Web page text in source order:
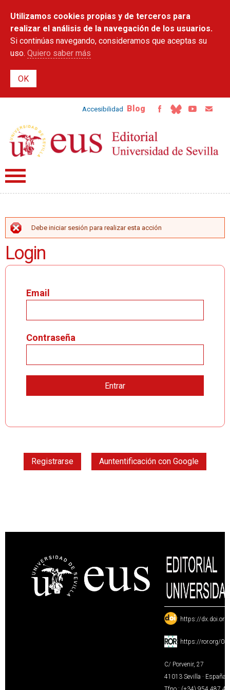
contenido
principal
Utilizamos cookies propias y de terceros para
realizar el análisis de la navegación de los usuarios.
Si continúas navegando, consideramos que aceptas su
uso. Quiero saber más
Accesibilidad Blog
MENSAJE DE ERROR
Debe iniciar sesión para realizar esta acción
Login
Email
Contraseña
Registrarse Auntentificación con Google
: https://
: https://ror.org/
C/ Porvenir, 27
41013 Sevilla · España